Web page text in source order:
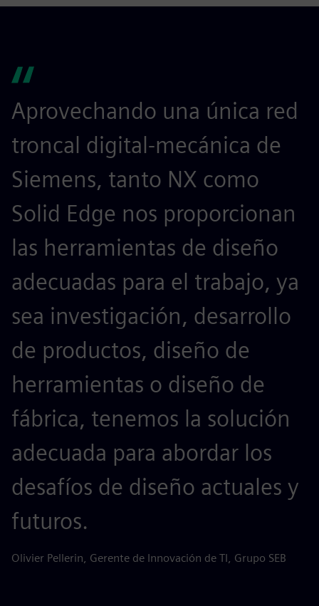
Aprovechando una única red
troncal digital-mecánica de
Siemens, tanto NX como
Solid Edge nos proporcionan
las herramientas de diseño
adecuadas para el trabajo, ya
sea investigación, desarrollo
de productos, diseño de
herramientas o diseño de
fábrica, tenemos la solución
adecuada para abordar los
desafíos de diseño actuales y
futuros.
Olivier Pellerin, Gerente de Innovación de TI, Grupo SEB